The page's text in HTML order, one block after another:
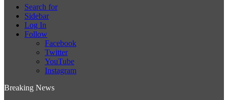
Search for
Sidebar
Log In
Follow
Facebook
Twitter
YouTube
Instagram
Breaking News